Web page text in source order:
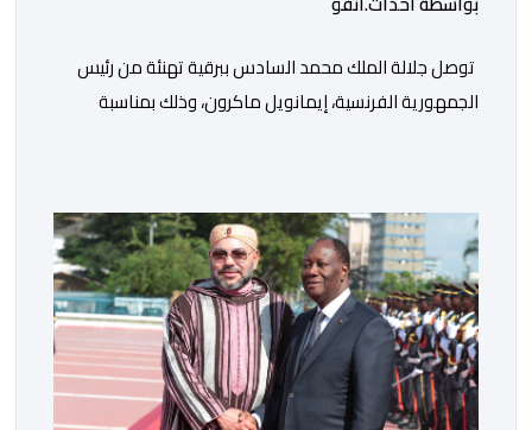
توصل جلالة الملك محمد السادس ببرقية تهنئة من رئيس
الجمهورية الفرنسية، إيمانويل ماكرون، وذلك بمناسبة
مجددا التعبير لجلالته عن مشاعر الصداقة العميقة والمتينة
التي تكنها فرنسا وشعبها للمغرب وللشعب المغربي. وقال
الرئيس الفرنسي “لا يساورني أي شك في أن […]